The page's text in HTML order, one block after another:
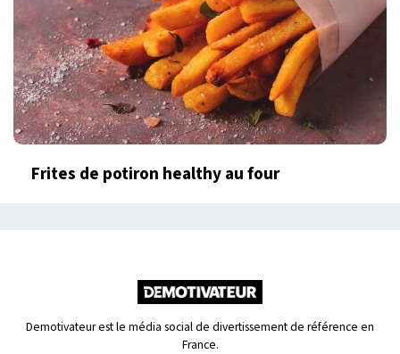
Frites de potiron healthy au four
Demotivateur est le média social de divertissement de référence en
France.